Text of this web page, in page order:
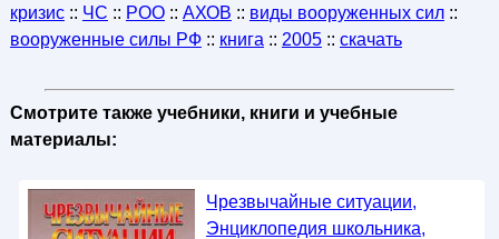
кризис:: ЧС :: РОО:: АХОВ :: виды вооруженных сил::
вооруженные силы РФ:: книга :: 2005:: скачать
Смотрите также учебники, книги и учебные
материалы:
Чрезвычайные ситуации,
Энциклопедия школьника,